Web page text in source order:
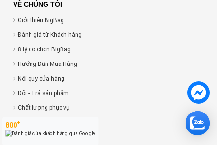
VỀ CHÚNG TÔI
Giới thiệu BigBag
Đánh giá từ Khách hàng
8 lý do chọn BigBag
Hướng Dẫn Mua Hàng
Nội quy cửa hàng
Đổi - Trả sản phẩm
Chất lượng phục vụ
Chính sách vận chuyển
Chính sách bảo mật
800+